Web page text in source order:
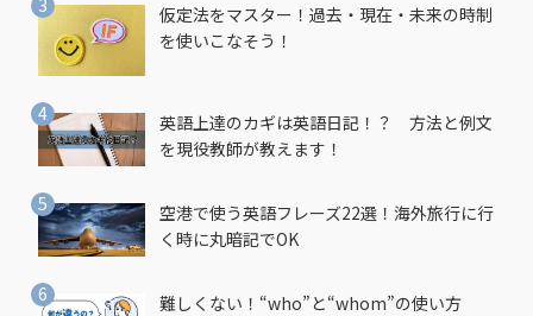
仮定法をマスター！過去・現在・未来の時制
を使いこなそう！
英語上達のカギは英語日記！？ 方法と例文
を現役教師が教えます！
空港で使う英語フレーズ22選！海外旅行に行
く時に丸暗記でOK
難しくない！“who”と“whom”の使い方